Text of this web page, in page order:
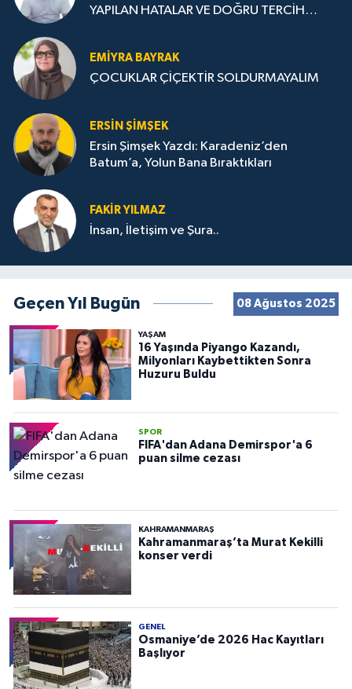
YAPILAN HATALAR VE DOĞRU TERCİH
EMIYRA BAYRAK
ÇOCUKLAR ÇİÇEKTİR SOLDURMAYALIM
ERSIN ŞIMŞEK
Ersin Şimşek Yazdı: Karadeniz’den
Batum’a, Yolun Bana Bıraktıkları
FAKIR YILMAZ
İnsan, İletişim ve Şura..
Geçen Yıl Bugün 08 Ağustos 2025
YAŞAM
16 Yaşında Piyango Kazandı,
Milyonları Kaybettikten Sonra
Huzuru Buldu
SPOR
FIFA'dan Adana Demirspor'a 6
puan silme cezası
KAHRAMANMARAŞ
Kahramanmaraş’ta Murat Kekilli
konser verdi
GENEL
Osmaniye’de 2026 Hac Kayıtları
Başlıyor